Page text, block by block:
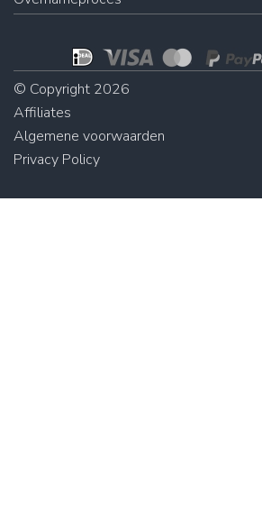
© Copyright 2026
Affiliates
Algemene voorwaarden
Privacy Policy